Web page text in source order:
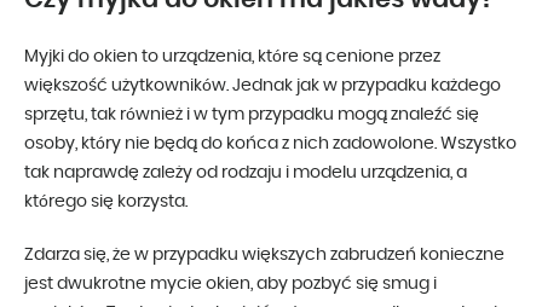
Myjki do okien to urządzenia, które są cenione przez
większość użytkowników. Jednak jak w przypadku każdego
sprzętu, tak również i w tym przypadku mogą znaleźć się
osoby, który nie będą do końca z nich zadowolone. Wszystko
tak naprawdę zależy od rodzaju i modelu urządzenia, a
którego się korzysta.
Zdarza się, że w przypadku większych zabrudzeń konieczne
jest dwukrotne mycie okien, aby pozbyć się smug i